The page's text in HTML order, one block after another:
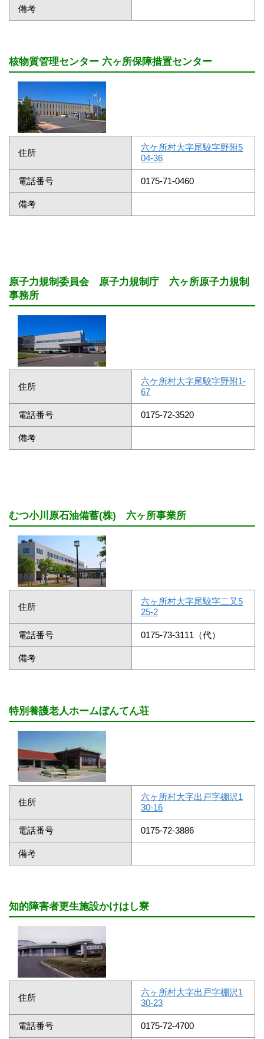
備考
核物質管理センター 六ヶ所保障措置センター
住所
六ケ所村大字尾駮字野附5
04-36
電話番号 0175-71-0460
備考
原子力規制委員会 原子力規制庁 六ヶ所原子力規制
事務所
住所
六ケ所村大字尾駮字野附1-
67
電話番号 0175-72-3520
備考
むつ小川原石油備蓄(株) 六ヶ所事業所
住所
六ヶ所村大字尾駮字二又5
25-2
電話番号 0175-73-3111（代）
備考
特別養護老人ホームぼんてん荘
住所
六ヶ所村大字出戸字棚沢1
30-16
電話番号 0175-72-3886
備考
知的障害者更生施設かけはし寮
住所
六ヶ所村大字出戸字棚沢1
30-23
電話番号 0175-72-4700